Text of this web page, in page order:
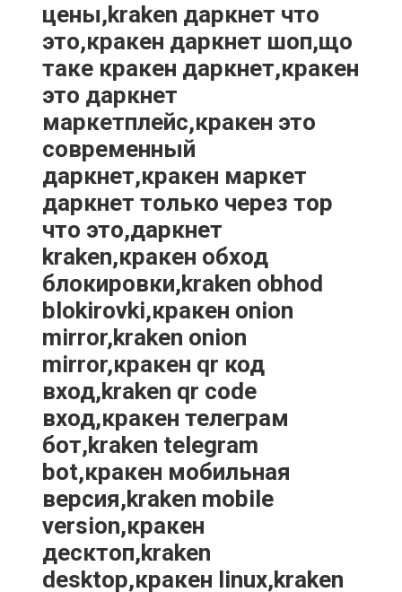
цены,kraken даркнет что
это,кракен даркнет шоп,що
таке кракен даркнет,кракен
это даркнет
маркетплейс,кракен это
современный
даркнет,кракен маркет
даркнет только через тор
что это,даркнет
kraken,кракен обход
блокировки,kraken obhod
blokirovki,кракен onion
mirror,kraken onion
mirror,кракен qr код
вход,kraken qr code
вход,кракен телеграм
бот,kraken telegram
bot,кракен мобильная
версия,kraken mobile
version,кракен
десктоп,kraken
desktop,кракен linux,kraken